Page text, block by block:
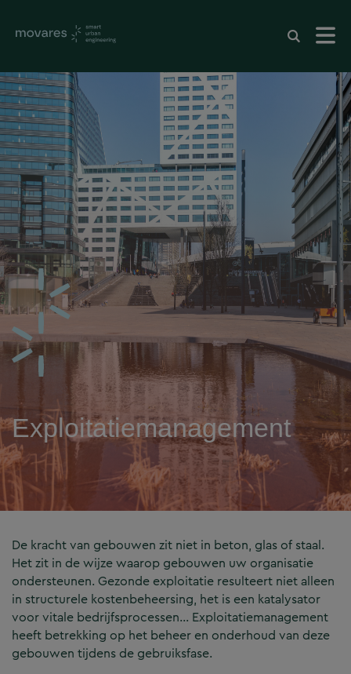
Exploitatiemanagement
De kracht van gebouwen zit niet in beton, glas of staal.
Het zit in de wijze waarop gebouwen uw organisatie
ondersteunen. Gezonde exploitatie resulteert niet alleen
in structurele kostenbeheersing, het is een katalysator
voor vitale bedrijfsprocessen… Exploitatiemanagement
heeft betrekking op het beheer en onderhoud van deze
gebouwen tijdens de gebruiksfase.